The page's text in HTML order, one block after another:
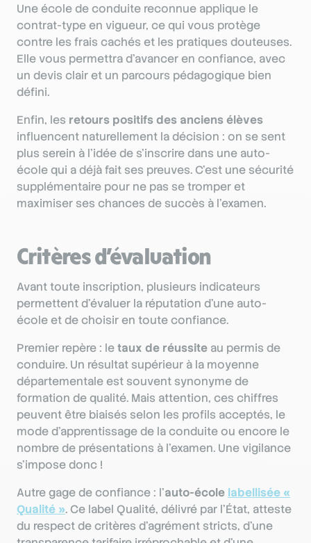
Une école de conduite reconnue applique le
contrat-type en vigueur, ce qui vous protège
contre les frais cachés et les pratiques douteuses.
Elle vous permettra d’avancer en confiance, avec
un devis clair et un parcours pédagogique bien
défini.
Enfin, les retours positifs des anciens élèves
influencent naturellement la décision : on se sent
plus serein à l’idée de s’inscrire dans une auto-
école qui a déjà fait ses preuves. C’est une sécurité
supplémentaire pour ne pas se tromper et
maximiser ses chances de succès à l’examen.
Critères d’évaluation
Avant toute inscription, plusieurs indicateurs
permettent d’évaluer la réputation d’une auto-
école et de choisir en toute confiance.
Premier repère : letaux de réussite au permis de
conduire. Un résultat supérieur à la moyenne
départementale est souvent synonyme de
formation de qualité. Mais attention, ces chiffres
peuvent être biaisés selon les profils acceptés, le
mode d’apprentissage de la conduite ou encore le
nombre de présentations à l’examen. Une vigilance
s’impose donc !
Autre gage de confiance : l’auto-école labellisée «
Qualité ». Ce label Qualité, délivré par l’État, atteste
du respect de critères d’agrément stricts, d’une